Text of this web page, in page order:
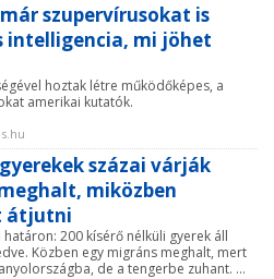
szupervírusokat is
intelligencia, mi jöhet
hoztak létre működőképes, a
amerikai kutatók.
százai várják
miközben
átjutni
200 kísérő nélküli gyerek áll
Közben egy migráns meghalt, mert
de a tengerbe zuhant. ...